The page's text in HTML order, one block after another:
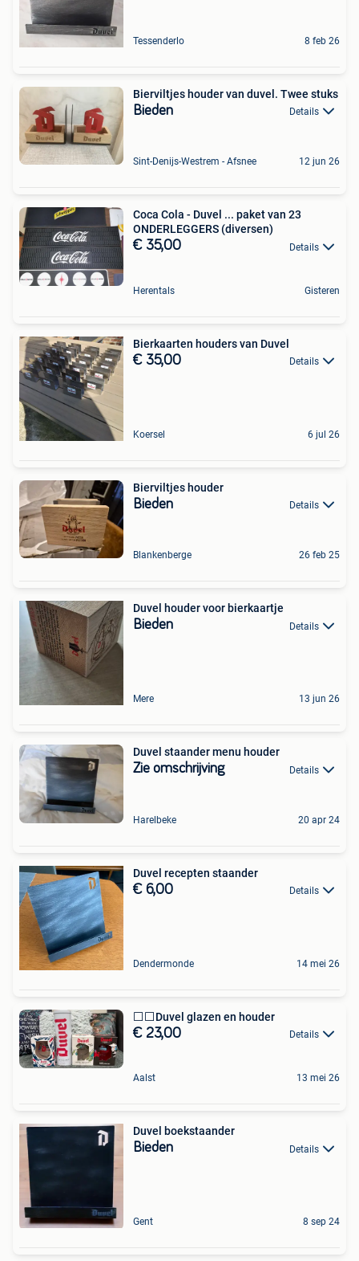
Tessenderlo 8 feb 26
Bierviltjes houder van duvel. Twee stuks
Bieden Details
Sint-Denijs-Westrem - Afsnee 12 jun 26
Coca Cola - Duvel ... paket van 23
ONDERLEGGERS (diversen)
€ 35,00 Details
Herentals Gisteren
Bierkaarten houders van Duvel
€ 35,00 Details
Koersel 6 jul 26
Bierviltjes houder
Bieden Details
Blankenberge 26 feb 25
Duvel houder voor bierkaartje
Bieden Details
Mere 13 jun 26
Duvel staander menu houder
Zie omschrijving Details
Harelbeke 20 apr 24
Duvel recepten staander
€ 6,00 Details
Dendermonde 14 mei 26
⬜️⬜️Duvel glazen en houder
€ 23,00 Details
Aalst 13 mei 26
Duvel boekstaander
Bieden Details
Gent 8 sep 24